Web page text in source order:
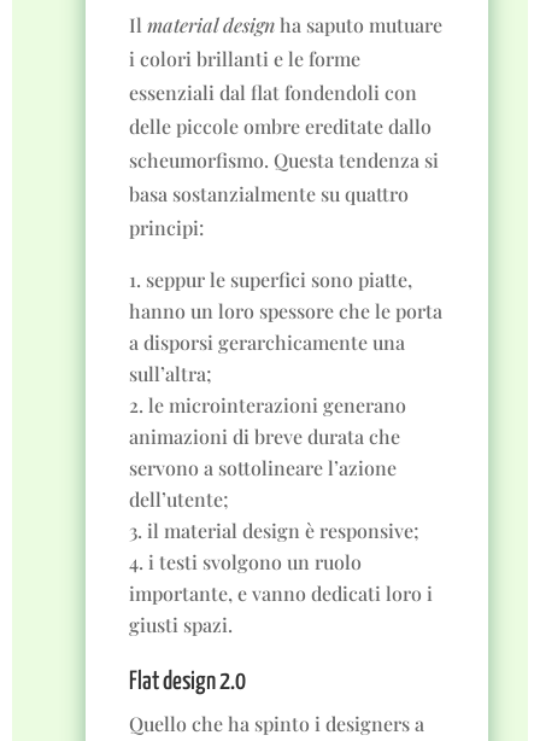
Ilmaterial designha saputo mutuare
i colori brillanti e le forme
essenziali dal flat fondendoli con
delle piccole ombre ereditate dallo
scheumorfismo. Questa tendenza si
basa sostanzialmente su quattro
principi:
seppur le superfici sono piatte,
hanno un loro spessore che le porta
a disporsi gerarchicamente una
sull’altra;
le microinterazioni generano
animazioni di breve durata che
servono a sottolineare l’azione
dell’utente;
il material design è responsive;
i testi svolgono un ruolo
importante, e vanno dedicati loro i
giusti spazi.
Flat design 2.0
Quello che ha spinto i designers a